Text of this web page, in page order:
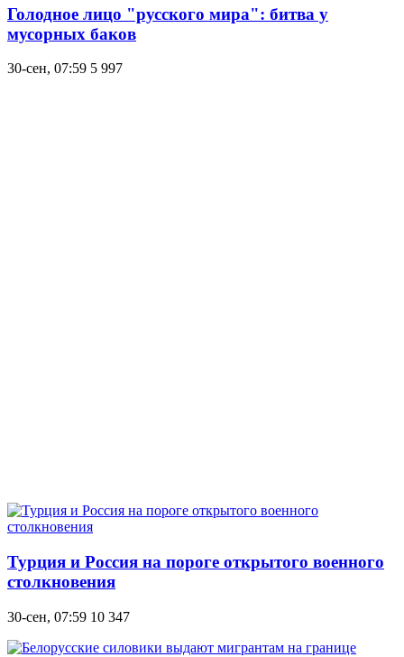
Голодное лицо "русского мира": битва у
мусорных баков
30-сен, 07:59 5 997
Турция и Россия на пороге открытого военного
столкновения
30-сен, 07:59 10 347